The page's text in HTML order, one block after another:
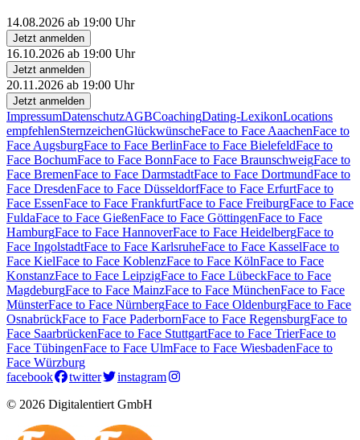
14.08.2026 ab 19:00 Uhr
Jetzt anmelden
16.10.2026 ab 19:00 Uhr
Jetzt anmelden
20.11.2026 ab 19:00 Uhr
Jetzt anmelden
ImpressumDatenschutzAGBCoachingDating-LexikonLocations
empfehlenSternzeichenGlückwünscheFace to Face AaachenFace to
Face AugsburgFace to Face BerlinFace to Face BielefeldFace to
Face BochumFace to Face BonnFace to Face BraunschweigFace to
Face BremenFace to Face DarmstadtFace to Face DortmundFace to
Face DresdenFace to Face DüsseldorfFace to Face ErfurtFace to
Face EssenFace to Face FrankfurtFace to Face FreiburgFace to Face
FuldaFace to Face GießenFace to Face GöttingenFace to Face
HamburgFace to Face HannoverFace to Face HeidelbergFace to
Face IngolstadtFace to Face KarlsruheFace to Face KasselFace to
Face KielFace to Face KoblenzFace to Face KölnFace to Face
KonstanzFace to Face LeipzigFace to Face LübeckFace to Face
MagdeburgFace to Face MainzFace to Face MünchenFace to Face
MünsterFace to Face NürnbergFace to Face OldenburgFace to Face
OsnabrückFace to Face PaderbornFace to Face RegensburgFace to
Face SaarbrückenFace to Face StuttgartFace to Face TrierFace to
Face TübingenFace to Face UlmFace to Face WiesbadenFace to
Face Würzburg
facebook
twitter
instagram
© 2026 Digitalentiert GmbH